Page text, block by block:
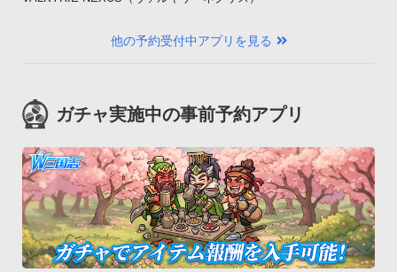
他の予約受付中アプリを見る
ガチャ実施中の事前予約アプリ